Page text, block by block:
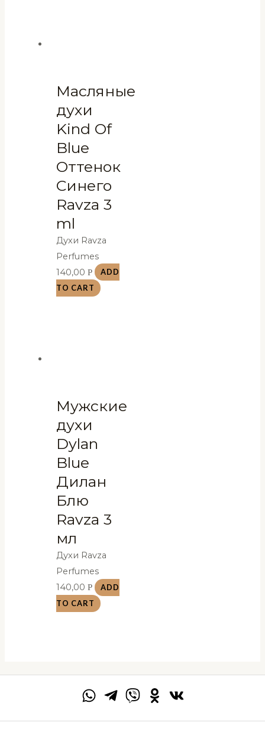
Масляные
духи
Kind Of
Blue
Оттенок
Синего
Ravza 3
ml
Духи Ravza
Perfumes
140,00Р
ADD
TO CART
Мужские
духи
Dylan
Blue
Дилан
Блю
Ravza 3
мл
Духи Ravza
Perfumes
140,00Р
ADD
TO CART